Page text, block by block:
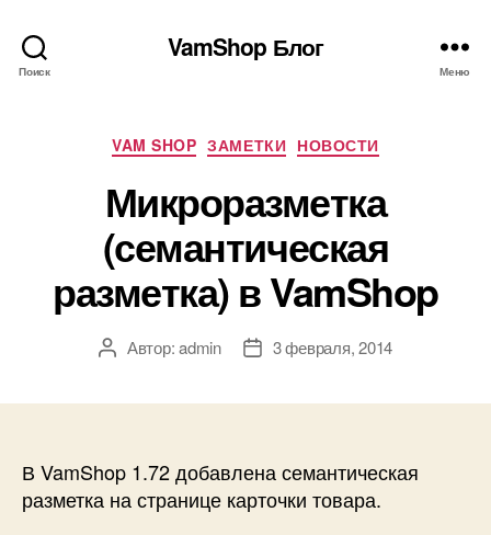
Поиск
VamShop Блог
Меню
Рубрики
VAM SHOP ЗАМЕТКИ НОВОСТИ
Микроразметка
(семантическая
разметка) в VamShop
АвторАвтор:admin
Дата3 февраля, 2014
В VamShop 1.72 добавлена семантическая
разметка на странице карточки товара.